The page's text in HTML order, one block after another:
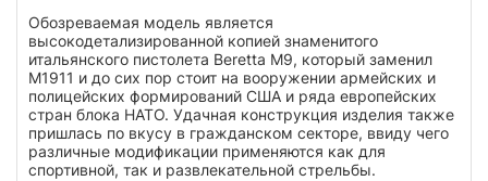
Обозреваемая модель является
высокодетализированной копией знаменитого
итальянского пистолета Beretta M9, который заменил
M1911 и до сих пор стоит на вооружении армейских и
полицейских формирований США и ряда европейских
стран блока НАТО. Удачная конструкция изделия также
пришлась по вкусу в гражданском секторе, ввиду чего
различные модификации применяются как для
спортивной, так и развлекательной стрельбы.